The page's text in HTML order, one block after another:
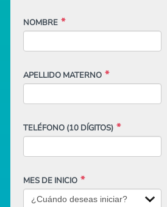
NOMBRE
APELLIDO MATERNO
TELÉFONO (10 DÍGITOS)
MES DE INICIO